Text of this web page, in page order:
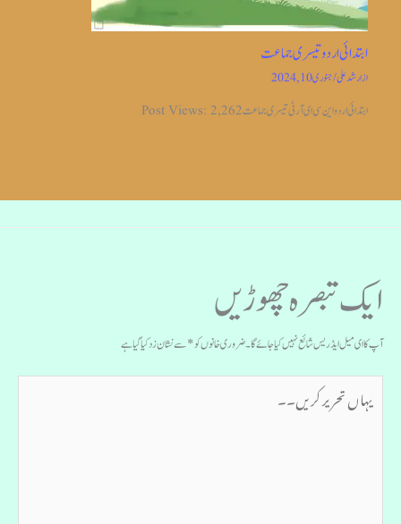
ابتدائی اردو تیسری جماعت
ازارشد علی/جنوری 10, 2024
ابتدائی اردو این سی ای آر ٹی تیسری جماعت Post Views: 2,262
ایک تبصرہ چھوڑیں
آپ کا ای میل ایڈریس شائع نہیں کیا جائے گا۔ضروری خانوں کو*سے نشان زد کیا گیا ہے
تحریر